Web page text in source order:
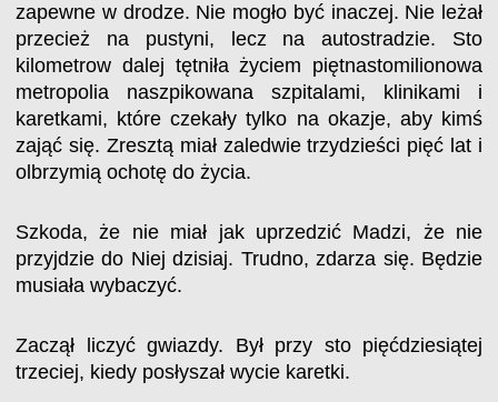
zapewne w drodze. Nie mogło być inaczej. Nie leżał
przecież na pustyni, lecz na autostradzie. Sto
kilometrow dalej tętniła życiem piętnastomilionowa
metropolia naszpikowana szpitalami, klinikami i
karetkami, które czekały tylko na okazje, aby kimś
zająć się. Zresztą miał zaledwie trzydzieści pięć lat i
olbrzymią ochotę do życia.
Szkoda, że nie miał jak uprzedzić Madzi, że nie
przyjdzie do Niej dzisiaj. Trudno, zdarza się. Będzie
musiała wybaczyć.
Zaczął liczyć gwiazdy. Był przy sto pięćdziesiątej
trzeciej, kiedy posłyszał wycie karetki.